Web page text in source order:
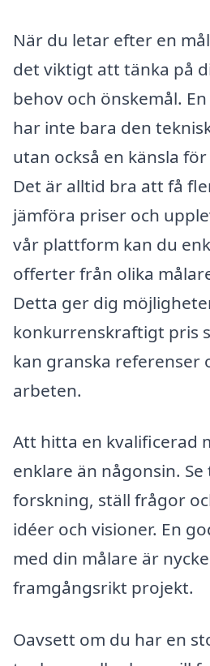
När du letar efter en
det viktigt att tänka på
behov och önskemål.
har inte bara den
utan också en känsla
Det är alltid bra att få
jämföra priser och
vår plattform kan du
offerter från olika
Detta ger dig
konkurrenskraftigt pris
kan granska referenser
arbeten.
Att hitta en kvalificerad
enklare än någonsin.
forskning, ställ frågor
idéer och visioner. En
med din målare är
framgångsrikt projekt.
Oavsett om du har en